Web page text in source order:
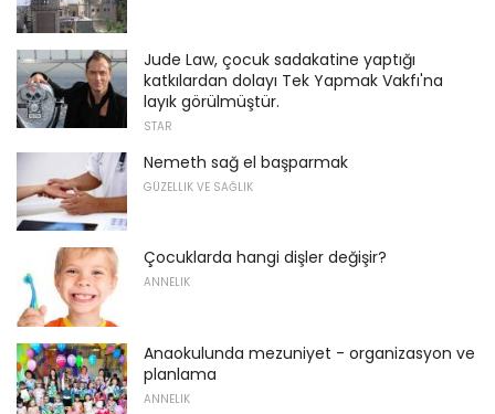
Jude Law, çocuk sadakatine yaptığı
katkılardan dolayı Tek Yapmak Vakfı'na
layık görülmüştür.
STAR
Nemeth sağ el başparmak
GÜZELLIK VE SAĞLIK
Çocuklarda hangi dişler değişir?
ANNELIK
Anaokulunda mezuniyet - organizasyon ve
planlama
ANNELIK